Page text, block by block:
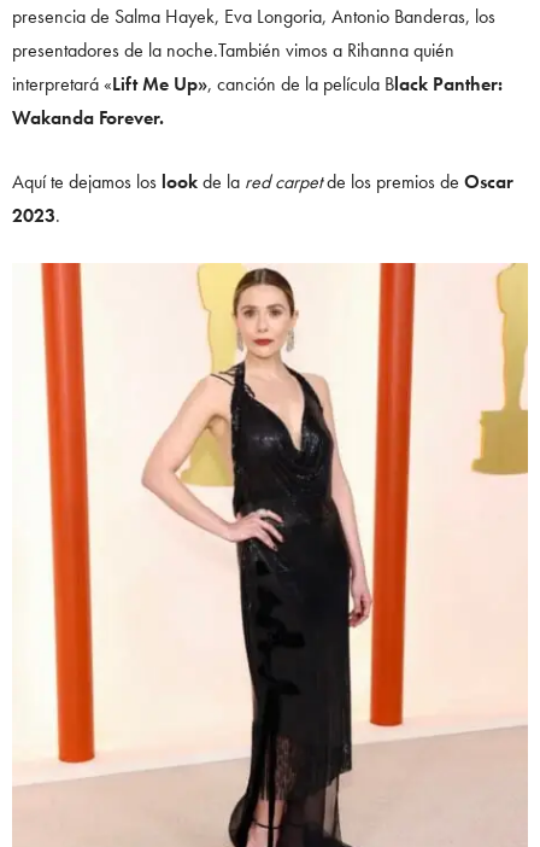
presencia de Salma Hayek, Eva Longoria, Antonio Banderas, los
presentadores de la noche.También vimos a Rihanna quién
interpretará «Lift Me Up», canción de la película Black Panther:
Wakanda Forever.
Aquí te dejamos los lookde la red carpetde los premios de Oscar
2023.